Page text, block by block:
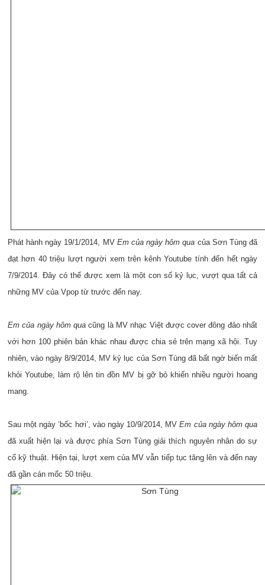
Phát hành ngày 19/1/2014, MV Em của ngày hôm qua của Sơn Tùng đã
đạt hơn 40 triệu lượt người xem trên kênh Youtube tính đến hết ngày
7/9/2014. Đây có thể được xem là một con số kỷ lục, vượt qua tất cả
những MV của Vpop từ trước đến nay.
Em của ngày hôm qua cũng là MV nhạc Việt được cover đông đảo nhất
với hơn 100 phiên bản khác nhau được chia sẻ trên mạng xã hội. Tuy
nhiên, vào ngày 8/9/2014, MV kỷ lục của Sơn Tùng đã bất ngờ biến mất
khỏi Youtube, làm rộ lên tin đồn MV bị gỡ bỏ khiến nhiều người hoang
mang.
Sau một ngày ‘bốc hơi’, vào ngày 10/9/2014, MVEm của ngày hôm qua
đã xuất hiện lại và được phía Sơn Tùng giải thích nguyên nhân do sự
cố kỹ thuật. Hiện tại, lượt xem của MV vẫn tiếp tục tăng lên và đến nay
đã gần cán mốc 50 triệu.